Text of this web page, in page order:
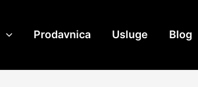
Prodavnica Usluge Blog